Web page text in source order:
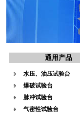
通用产品
水压、油压试验台
爆破试验台
脉冲试验台
气密性试验台